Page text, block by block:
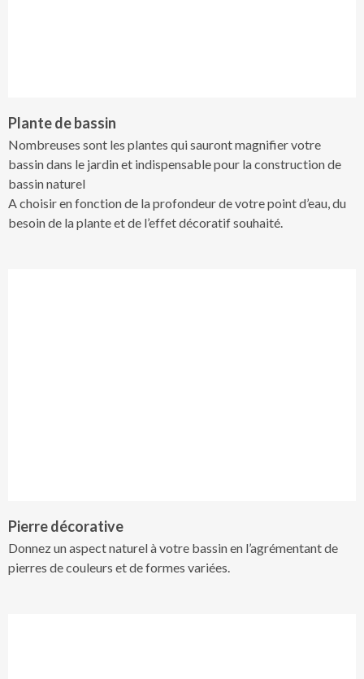
Plante de bassin
Nombreuses sont les plantes qui sauront magnifier votre
bassin dans le jardin et indispensable pour la construction de
bassin naturel
A choisir en fonction de la profondeur de votre point d’eau, du
besoin de la plante et de l’effet décoratif souhaité.
Pierre décorative
Donnez un aspect naturel à votre bassin en l’agrémentant de
pierres de couleurs et de formes variées.